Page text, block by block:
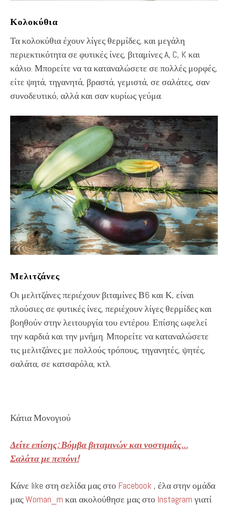
Κολοκύθια
Τα κολοκύθια έχουν λίγες θερμίδες, και μεγάλη
περιεκτικότητα σε φυτικές ίνες, βιταμίνες A, C, K και
κάλιο. Μπορείτε να τα καταναλώσετε σε πολλές μορφές,
είτε ψητά, τηγανητά, βραστά, γεμιστά, σε σαλάτες, σαν
συνοδευτικό, αλλά και σαν κυρίως γεύμα.
Μελιτζάνες
Οι μελιτζάνες περιέχουν βιταμίνες Β6 και Κ, είναι
πλούσιες σε φυτικές ίνες, περιέχουν λίγες θερμίδες και
βοηθούν στην λειτουργία του εντέρου. Επίσης ωφελεί
την καρδιά και την μνήμη. Μπορείτε να καταναλώσετε
τις μελιτζάνες με πολλούς τρόπους, τηγανητές, ψητές,
σαλάτα, σε κατσαρόλα, κτλ.
Κάτια Μονογιού
Δείτε επίσης: Βόμβα βιταμινών και νοστιμιάς…
Σαλάτα με πεπόνι!
Κάνε like στη σελίδα μας στο Facebook , έλα στην ομάδα
μαςWoman_m και ακολούθησε μας στο Instagram γιατί